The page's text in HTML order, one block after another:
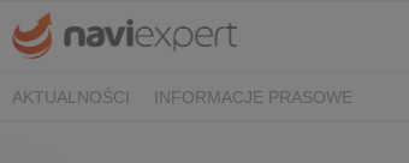
AKTUALNOŚCI INFORMACJE PRASOWE